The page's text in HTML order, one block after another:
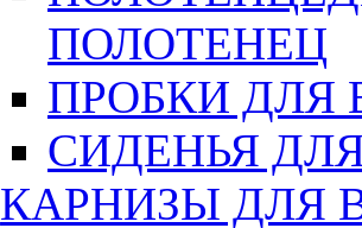
ПОЛОТЕНЕЦ
ПРОБКИ ДЛЯ
СИДЕНЬЯ
КАРНИЗЫ ДЛЯ